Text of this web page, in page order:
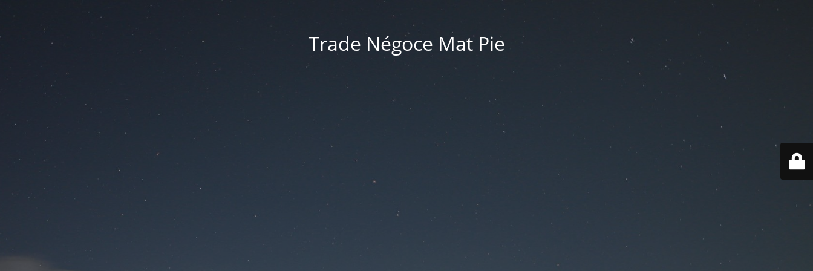
Trade Négoce Mat Pie